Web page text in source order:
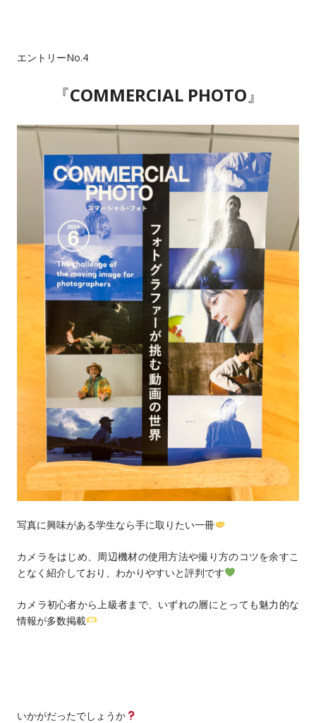
エントリーNo.4
『COMMERCIAL PHOTO』
写真に興味がある学生なら手に取りたい一冊
カメラをはじめ、周辺機材の使用方法や撮り方のコツを余すこ
となく紹介しており、わかりやすいと評判です
カメラ初心者から上級者まで、いずれの層にとっても魅力的な
情報が多数掲載
いかがだったでしょうか